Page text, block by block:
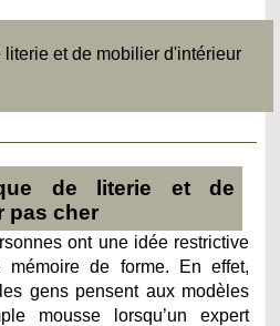
et de mobilier d'intérieur
de literie et de
pas cher
ont une idée restrictive
de forme. En effet,
gens pensent aux modèles
mousse lorsqu’un expert